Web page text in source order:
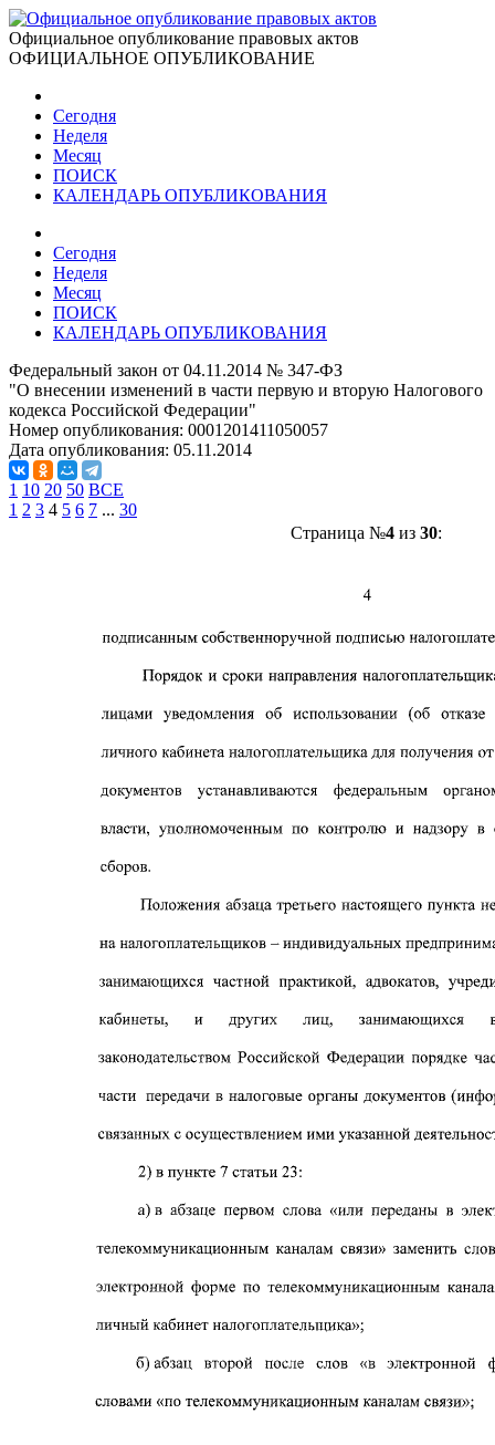
Официальное опубликование правовых актов
ОФИЦИАЛЬНОЕ ОПУБЛИКОВАНИЕ
Сегодня
Неделя
Месяц
ПОИСК
КАЛЕНДАРЬ ОПУБЛИКОВАНИЯ
Сегодня
Неделя
Месяц
ПОИСК
КАЛЕНДАРЬ ОПУБЛИКОВАНИЯ
Федеральный закон от 04.11.2014 № 347-ФЗ
"О внесении изменений в части первую и вторую Налогового
кодекса Российской Федерации"
Номер опубликования: 0001201411050057
Дата опубликования: 05.11.2014
1 10 20 50 ВСЕ
1 2 3 4 5 6 7 ... 30
Страница №4из 30: